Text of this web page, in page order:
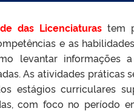
das Licenciaturas tem
e as
levantar informações
As atividades práticas
estágios curriculares
com foco no período